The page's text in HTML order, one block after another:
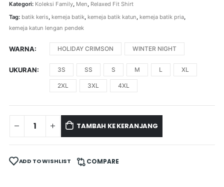
Kategori: Koleksi Family, Men, Relaxed Fit Shirt
Tag: batik keris, kemeja batik, kemeja batik katun kemeja batik pria,
kemeja katun lengan pendek
WARNA HOLIDAY CRIMSON WINTER NIGHT
UKURAN 3S SS S M L XL
2XL 3XL 4XL
TAMBAH KE KERANJANG
ADD TO WISHLIST COMPARE